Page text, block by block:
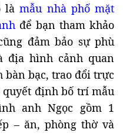
làmẫu nhà phố mặt
để bạn tham khảo
đảm bảo sự phù
địa hình cảnh quan
bàn bạc, trao đổi trực
định bố trí mẫu
anh Ngọc gồm 1
– ăn, phòng thờ và